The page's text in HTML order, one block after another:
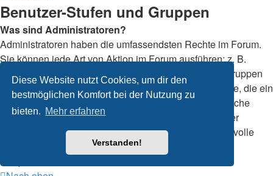
Diese Website nutzt Cookies, um dir den
bestmöglichen Komfort bei der Nutzung zu
bieten. Mehr erfahren
Verstanden!
Benutzer-Stufen und Gruppen
Was sind Administratoren?
Administratoren haben die umfassendsten Rechte im Forum.
Sie können jede Art von Aktion im Forum ausführen; z. B.
Berechtigungen setzen, Mitglieder sperren, Benutzergruppen
erstellen, Moderationsrechte vergeben usw. Die Rechte, die ein
Administrator hat, sind allerdings davon abhängig, welche
Rechte ihnen ein Gründer des Forums oder ein anderer
Administrator erteilt hat. Administratoren können auch volle
Moderationsberechtigungen haben, wenn ihnen das
entsprechende Recht erteilt wurde.